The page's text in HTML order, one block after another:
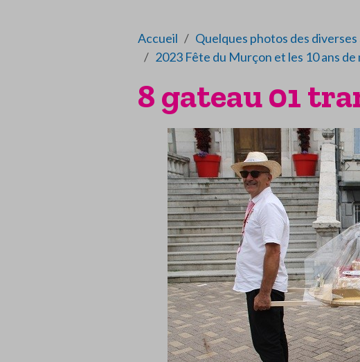
Accueil
Quelques photos des
2023 Fête du Murçon et les 10 ans
8 gateau 01